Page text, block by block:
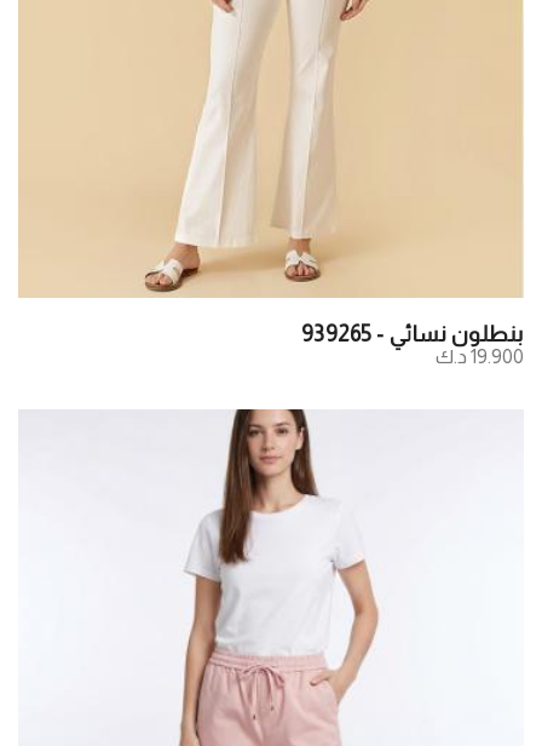
بنطلون نسائي - 939265
19.900 د.ك